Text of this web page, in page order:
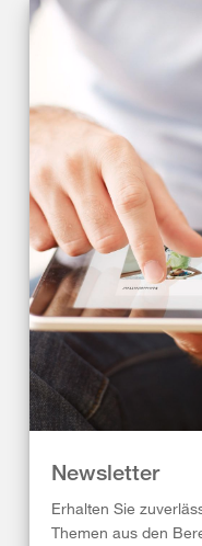
Newsletter
Erhalten Sie
Themen aus den